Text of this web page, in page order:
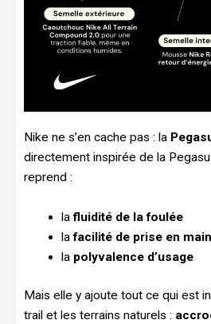
Nike ne s’en cache pas : la
directement inspirée de la
reprend :
lafluidité de la foulée
lafacilité de prise en main
la polyvalence d’usage
Mais elle y ajoute tout ce qui est
trail et les terrains naturels :